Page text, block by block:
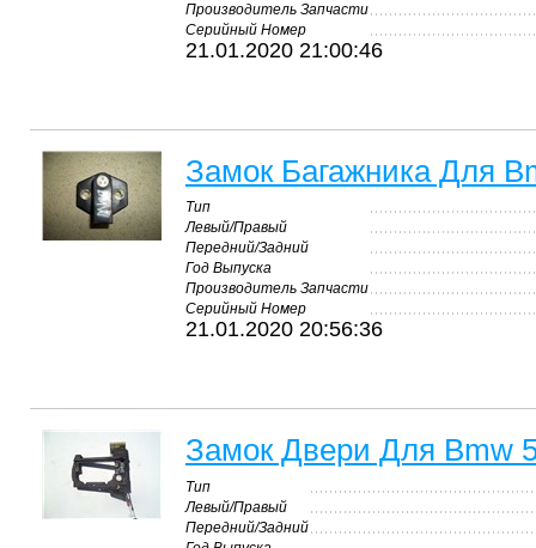
Производитель Запчасти
Серийный Номер
21.01.2020 21:00:46
Замок Багажника Для
Тип
Левый/Правый
Передний/Задний
Год Выпуска
Производитель Запчасти
Серийный Номер
21.01.2020 20:56:36
Замок Двери Для Bmw
Тип
Левый/Правый
Передний/Задний